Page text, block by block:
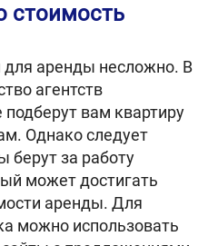
стоимость
аренды несложно. В
агентств
вам квартиру
Однако следует
берут за работу
может достигать
аренды. Для
можно использовать